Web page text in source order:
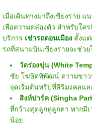
เมื่อเดินทางมาถึงเชียงราย แ
เพื่อความคล่องตัว สำหรับใค
บริการ เช่ารถดอนเมืองตั้งแต่
รถที่สนามบินเชียงรายจะช่ว
วัดร่องขุ่น (White
ชัย โฆษิตพิพัฒน์ ความขาว
จุดเริ่มต้นทริปที่สิริมงคลแล
สิงห์ปาร์ค (Singha
ที่กว้างสุดลูกหูลูกตา หากมี
น้อย